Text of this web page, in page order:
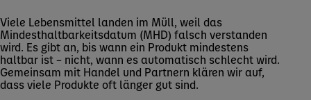
Viele Lebensmittel landen im Müll, weil das
Mindesthaltbarkeitsdatum (MHD) falsch verstanden
wird. Es gibt an, bis wann ein Produkt mindestens
haltbar ist – nicht, wann es automatisch schlecht wird.
Gemeinsam mit Handel und Partnern klären wir auf,
dass viele Produkte oft länger gut sind.